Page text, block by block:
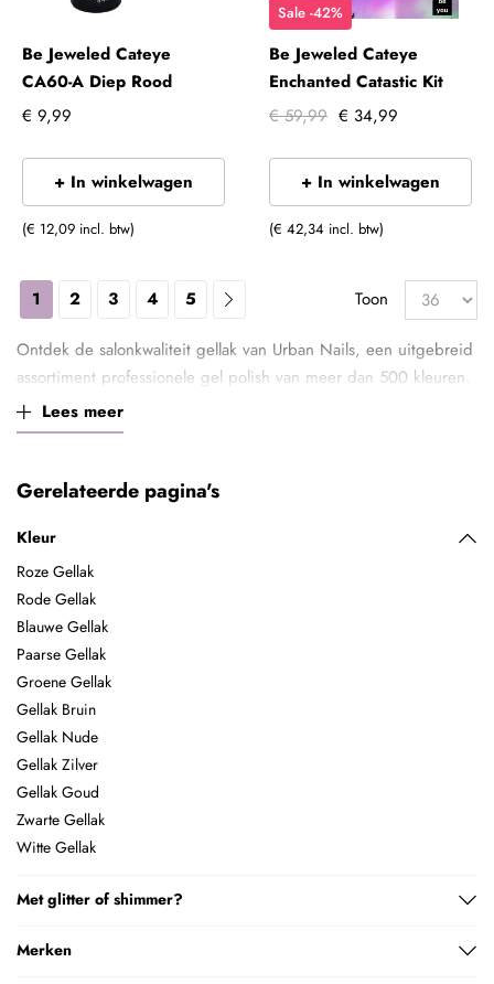
Be Jeweled Cateye
CA60-A Diep Rood
€ 9,99
+ In winkelwagen
(€ 12,09 incl. btw)
Sale -42%
Be Jeweled Cateye
Enchanted Catastic Kit
€ 59,99 € 34,99
+ In winkelwagen
(€ 42,34 incl. btw)
1 2 3 4 5 Toon
Ontdek de salonkwaliteit gellak van Urban Nails, een uitgebreid
assortiment professionele gel polish van meer dan 500 kleuren.
Zoek je uitstekende hechting, een plezierige werkwijze én
gellak in alle mogelijke kleurnuances? Dan is de gellak van
Waarom gel polish van Urban Nails?
De gel polish van Urban Nails, eerder bekend als Be Jeweled
Gel Polish, is geliefd bij professionele nail artists én
consumenten. Urban Nails is één van de meest toonaangevende
merken binnen de nagelbranche. Het merk breidt het
assortiment voortdurend uit met nieuwe nagelproducten en
loopt graag voorop qua innovativiteit. Met de gellak van Urban
Nails heeft je klant bij de juiste werkwijze gegarandeerd
wekenlang plezier.
Lees meer
Gerelateerde pagina's
Kleur
Roze Gellak
Rode Gellak
Blauwe Gellak
Paarse Gellak
Groene Gellak
Gellak Bruin
Gellak Nude
Gellak Zilver
Gellak Goud
Zwarte Gellak
Witte Gellak
Met glitter of shimmer?
Merken